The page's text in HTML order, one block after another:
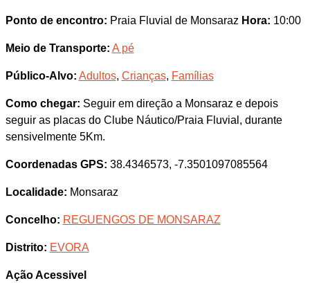
Ponto de encontro: Praia Fluvial de Monsaraz Hora: 10:00
Meio de Transporte: A pé
Público-Alvo: Adultos, Crianças, Famílias
Como chegar: Seguir em direção a Monsaraz e depois
seguir as placas do Clube Náutico/Praia Fluvial, durante
sensivelmente 5Km.
Coordenadas GPS: 38.4346573, -7.3501097085564
Localidade: Monsaraz
Concelho: REGUENGOS DE MONSARAZ
Distrito: EVORA
Ação Acessivel